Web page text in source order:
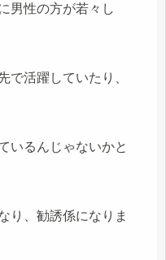
男性の方が若々し
で活躍していたり、
いるんじゃないかと
り、勧誘係になりま